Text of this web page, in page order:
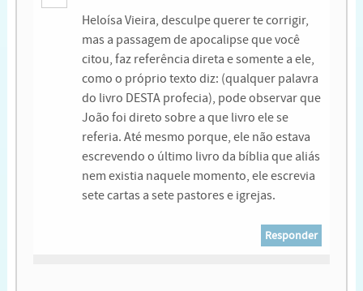
Heloísa Vieira, desculpe querer te corrigir,
mas a passagem de apocalipse que você
citou, faz referência direta e somente a ele,
como o próprio texto diz: (qualquer palavra
do livro DESTA profecia), pode observar que
João foi direto sobre a que livro ele se
referia. Até mesmo porque, ele não estava
escrevendo o último livro da bíblia que aliás
nem existia naquele momento, ele escrevia
sete cartas a sete pastores e igrejas.
Responder